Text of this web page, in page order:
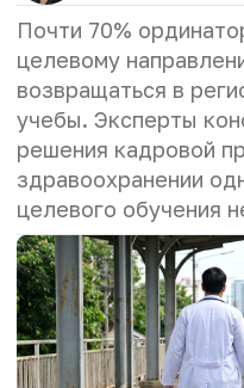
Почти 70%
целевому
возвращаться в
учебы. Эксперты
решения кадровой
здравоохранении
целевого обучения